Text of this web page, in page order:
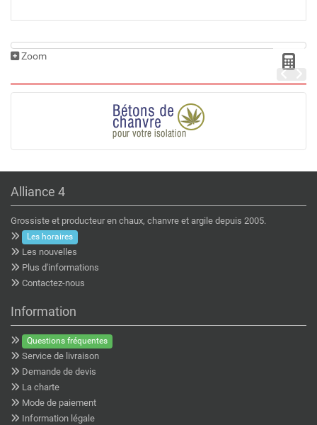
Zoom
Alliance 4
Grossiste et producteur en chaux, chanvre et argile depuis 2005.
Les horaires
Les nouvelles
Plus d'informations
Contactez-nous
Information
Questions fréquentes
Service de livraison
Demande de devis
La charte
Mode de paiement
Information légale